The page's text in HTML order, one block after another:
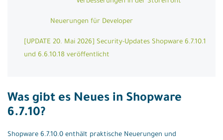
Neuerungen für Developer
[UPDATE 20. Mai 2026] Security-Updates Shopware 6.7.10.1
und 6.6.10.18 veröffentlicht
Was gibt es Neues in Shopware
6.7.10?
Shopware 6.7.10.0 enthält praktische Neuerungen und